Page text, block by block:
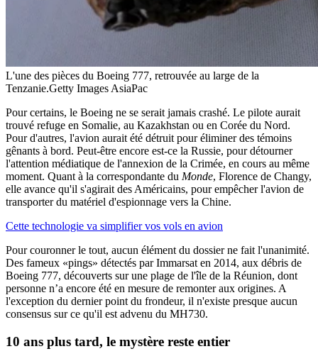
L'une des pièces du Boeing 777, retrouvée au large de la
Tenzanie.Getty Images AsiaPac
Pour certains, le Boeing ne se serait jamais crashé. Le pilote aurait
trouvé refuge en Somalie, au Kazakhstan ou en Corée du Nord.
Pour d'autres, l'avion aurait été détruit pour éliminer des témoins
gênants à bord. Peut-être encore est-ce la Russie, pour détourner
l'attention médiatique de l'annexion de la Crimée, en cours au même
moment. Quant à la correspondante du Monde, Florence de Changy,
elle avance qu'il s'agirait des Américains, pour empêcher l'avion de
transporter du matériel d'espionnage vers la Chine.
Cette technologie va simplifier vos vols en avion
Pour couronner le tout, aucun élément du dossier ne fait l'unanimité.
Des fameux «pings» détectés par Immarsat en 2014, aux débris de
Boeing 777, découverts sur une plage de l'île de la Réunion, dont
personne n’a encore été en mesure de remonter aux origines. A
l'exception du dernier point du frondeur, il n'existe presque aucun
consensus sur ce qu'il est advenu du MH730.
10 ans plus tard, le mystère reste entier